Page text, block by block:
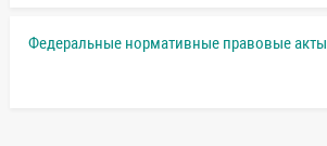
Федеральные нормативные правовые акты